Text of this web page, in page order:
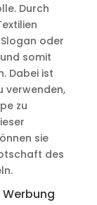
Durch
oder
somit
Dabei ist
verwenden,
zu
sie
des